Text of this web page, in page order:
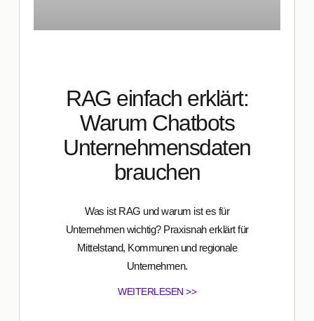
RAG einfach erklärt:
Warum Chatbots
Unternehmensdaten
brauchen
Was ist RAG und warum ist es für
Unternehmen wichtig? Praxisnah erklärt für
Mittelstand, Kommunen und regionale
Unternehmen.
WEITERLESEN >>